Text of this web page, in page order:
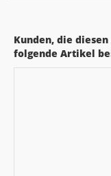
Kunden, die
folgende Artikel